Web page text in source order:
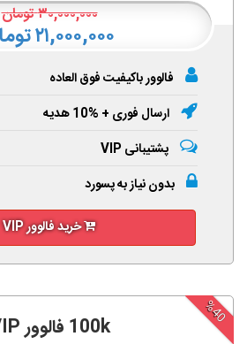
۳۰,۰۰۰,۰۰۰تومان
۲۱,۰۰۰,۰۰۰ تومان
فالوور باکیفیت فوق العاده
ارسال فوری + %10 هدیه
پشتیبانی VIP
بدون نیاز به پسورد
خرید فالوور VIP
%40
100k فالوور VIP